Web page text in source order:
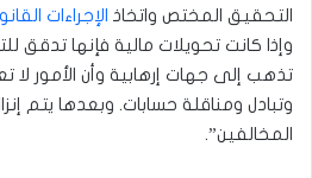
التحقيق المختص واتخاذ الإجراءات
وإذا كانت تحويلات مالية فإنها تدقق
تذهب إلى جهات إرهابية وأن الأمور لا
وتبادل ومناقلة حسابات. وبعدها يتم
المخالفين”.